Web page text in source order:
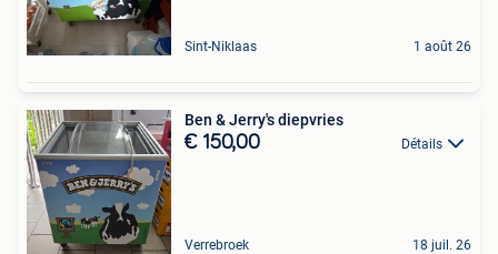
Sint-Niklaas 1 août 26
Ben & Jerry's diepvries
€ 150,00 Détails
Verrebroek 18 juil. 26